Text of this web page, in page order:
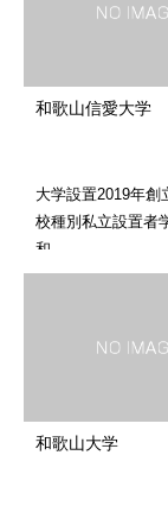
和歌山信愛大学
大学設置2019年創
校種別私立設置者
和…
和歌山大学